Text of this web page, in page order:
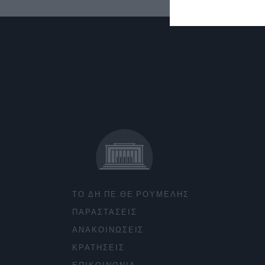
ΤΟ ΔΗ.ΠΕ.ΘΕ ΡΟΥΜΕΛΗΣ
ΠΑΡΑΣΤΑΣΕΙΣ
ΑΝΑΚΟΙΝΩΣΕΙΣ
ΚΡΑΤΗΣΕΙΣ